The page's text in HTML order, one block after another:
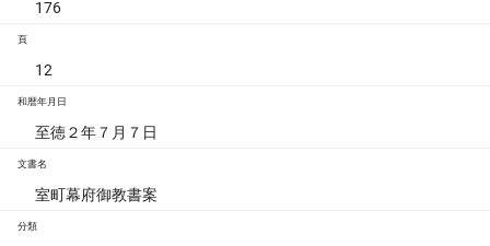
176
頁
12
和暦年月日
至徳２年７月７日
文書名
室町幕府御教書案
分類